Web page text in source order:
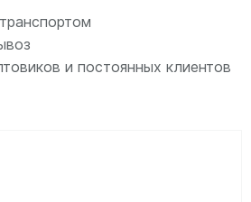
и постоянных клиентов